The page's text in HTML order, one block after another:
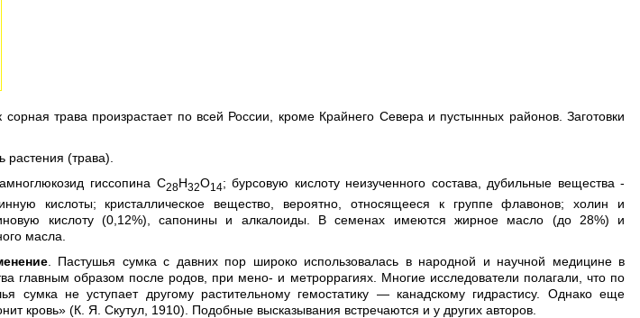
сорная трава произрастает по всей России, кроме Крайнего Севера и пустынных районов. Заготовки
растения (трава).
гиссопина С28Н32О14; бурсовую кислоту неизученного состава, дубильные вещества -
кислоты; кристаллическое вещество, вероятно, относящееся к группе флавонов; холин и
кислоту (0,12%), сапонины и алкалоиды. В семенах имеются жирное масло (до 28%) и
масла.
. Пастушья сумка с давних пор широко использовалась в народной и научной медицине в
главным образом после родов, при мено- и метроррагиях. Многие исследователи полагали, что по
сумка не уступает другому растительному гемостатику — канадскому гидрастису. Однако еще
кровь» (К. Я. Скутул, 1910). Подобные высказывания встречаются и у других авторов.